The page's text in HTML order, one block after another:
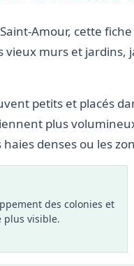
Amour, cette
murs et jardins,
petits et placés
plus
denses ou les
des colonies et
plus visible.